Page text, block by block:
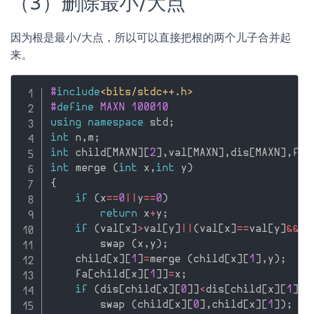
因为根是最小/大点，所以可以直接把根的两个儿子合并起
来。
#include<bits/stdc++.h>
#define MAXN 100010
using
namespace std ;
int n , m ;
int child MAXN 2 , val MAXN , dis MAXN , fa
int merge ( int x , int y )
{
if
( x==0 y==0 )
return x+y ;
if
( val x >val y ( val x ==val y &&
        swap
( x , y ) ;
    child
x 1 =merge ( child x 1 , y ) ;
    fa
child x 1 =x ;
if
( dis child x 0 <dis child x 1
        swap
( child x 0 , child x 1 ) ;